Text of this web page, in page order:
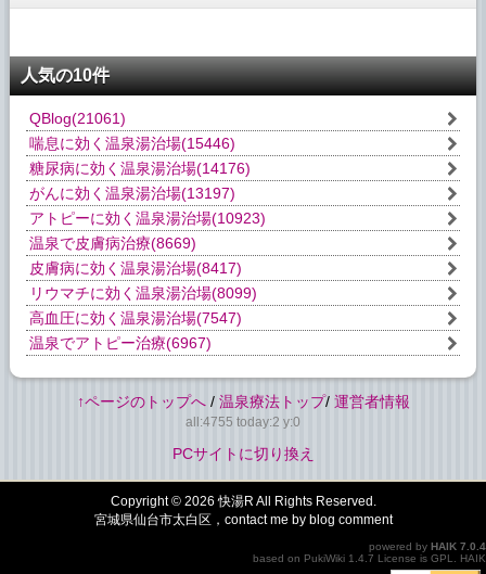
人気の10件
QBlog(21061)
喘息に効く温泉湯治場(15446)
糖尿病に効く温泉湯治場(14176)
がんに効く温泉湯治場(13197)
アトピーに効く温泉湯治場(10923)
温泉で皮膚病治療(8669)
皮膚病に効く温泉湯治場(8417)
リウマチに効く温泉湯治場(8099)
高血圧に効く温泉湯治場(7547)
温泉でアトピー治療(6967)
↑ページのトップへ/ 温泉療法トップ/ 運営者情報
all:4755 today:2 y:0
PCサイトに切り換え
Copyright © 2026快湯R All Rights Reserved.
宮城県仙台市太白区，contact me by blog comment
powered by HAIK 7.0.4
based on PukiWiki 1.4.7 License is GPL HAIK